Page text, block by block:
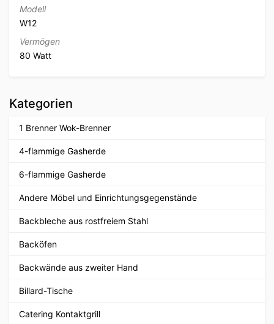
Modell
W12
Vermögen
80 Watt
Kategorien
1 Brenner Wok-Brenner
4-flammige Gasherde
6-flammige Gasherde
Andere Möbel und Einrichtungsgegenstände
Backbleche aus rostfreiem Stahl
Backöfen
Backwände aus zweiter Hand
Billard-Tische
Catering Kontaktgrill